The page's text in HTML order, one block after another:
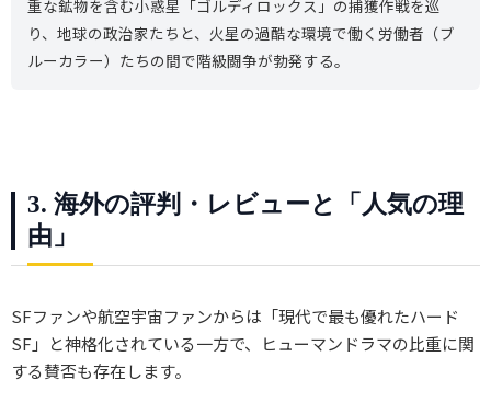
重な鉱物を含む小惑星「ゴルディロックス」の捕獲作戦を巡
り、地球の政治家たちと、火星の過酷な環境で働く労働者（ブ
ルーカラー）たちの間で階級闘争が勃発する。
3. 海外の評判・レビューと「人気の理
由」
SFファンや航空宇宙ファンからは「現代で最も優れたハード
SF」と神格化されている一方で、ヒューマンドラマの比重に関
する賛否も存在します。